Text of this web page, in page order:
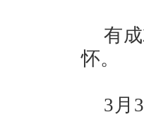
有
怀。
3月